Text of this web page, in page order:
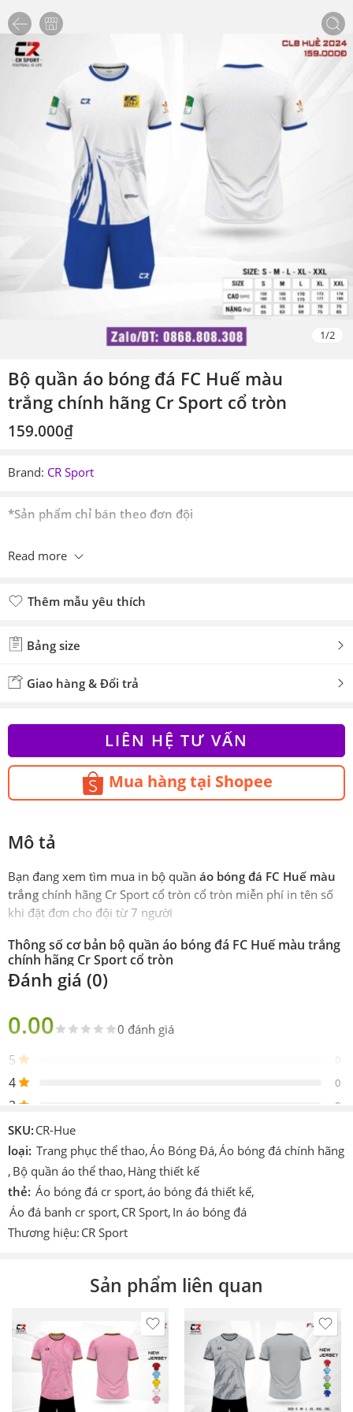
1/2
Bộ quần áo bóng đá FC Huế màu
trắng chính hãng Cr Sport cổ tròn
159.000₫
Brand: CR Sport
*Sản phẩm chỉ bán theo đơn đội
Read more
Thêm mẫu yêu thích
Bảng size
Giao hàng & Đổi trả
LIÊN HỆ TƯ VẤN
Mua hàng tại Shopee
Mô tả
Bạn đang xem tìm mua in bộ quần áo bóng đá FC Huế màu
trắng chính hãng Cr Sport cổ tròn cổ tròn miễn phí in tên số
khi đặt đơn cho đội từ 7 người
Thông số cơ bản bộ quần áo bóng đá FC Huế màu trắng
chính hãng Cr Sport cổ tròn
Phiên
Chính Hãng CR Sport
Sản
Gồm 1 áo 1 quần
Thiết
kế
Chi
tiết
khác
In hoặc ép decan nhiệt cao tần.
Công
nghệ
Cmcn 4.0 dệt vi tính, ép nhiệt cao tần,
nhuộm sâu.
Đỏ,Cam,Xanh,Vàng,Trắng,Hồng
hợp
Làm áo thi đấu, áo đá banh, đá bóng, áo
In tên số. In logo theo yêu cầu (có tính
phí).
Đánh giá (0)
0.00 0 đánh giá
5 0
4 0
3 0
2
1 0
Be the first to review!
Hiện vẫn chưa có đánh giá.
SKU: CR-Hue
loại: Trang phục thể thao,Áo Bóng Đá,Áo bóng đá chính hãng
, Bộ quần áo thể thao, Hàng thiết kế
thẻ: Áo bóng đá cr sport,áo bóng đá thiết kế,
Áo đá banh cr sport, CR Sport, In áo bóng đá
Thương hiệu: CR Sport
Sản phẩm liên quan